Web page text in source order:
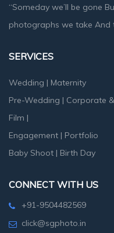
“Someday we’ll be gone
photographs we take And
SERVICES
Wedding | Maternity
Pre-Wedding | Corporate
Film |
Engagement | Portfolio
Baby Shoot | Birth Day
CONNECT WITH US
+91-9504482569
click@sgphoto.in